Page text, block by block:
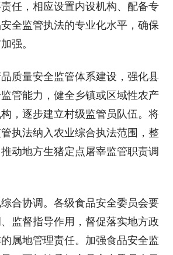
任，相应设置内设机构、配备专
全监管执法的专业化水平，确保
强。
质量安全监管体系建设，强化县
管能力，健全乡镇或区域性农产
，逐步建立村级监管员队伍。将
执法纳入农业综合执法范围，整
动地方生猪定点屠宰监管职责调
综合协调。各级食品安全委员会要
监督指导作用，督促落实地方政
属地管理责任。加强食品安全监